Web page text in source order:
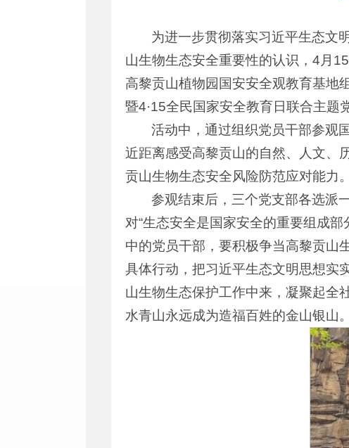
为进一步贯彻落实习近平生态文
山生物生态安全重要性的认识，4月
高黎贡山植物园国安安全观教育基地
暨4·15全民国家安全教育日联合主题
活动中，通过组织党员干部参观
近距离感受高黎贡山的自然、人文、
贡山生物生态安全风险防范应对能力。
参观结束后，三个党支部各选派
对“生态安全是国家安全的重要组成
中的党员干部，要积极争当高黎贡山
具体行动，把习近平生态文明思想实
山生物生态保护工作中来，凝聚起全
水青山永远成为造福百姓的金山银山。